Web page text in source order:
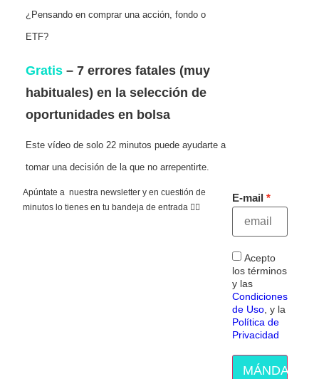
¿Pensando en comprar una acción, fondo o
ETF?
Gratis – 7 errores fatales (muy
habituales) en la selección de
oportunidades en bolsa
Este vídeo de solo 22 minutos puede ayudarte a
tomar una decisión de la que no arrepentirte.
Apúntate a nuestra newsletter y en cuestión de
minutos lo tienes en tu bandeja de entrada 👇🏻
E-mail
Acepto
los términos
y las
Condiciones
de Uso, y la
Política de
Privacidad
MÁNDAME